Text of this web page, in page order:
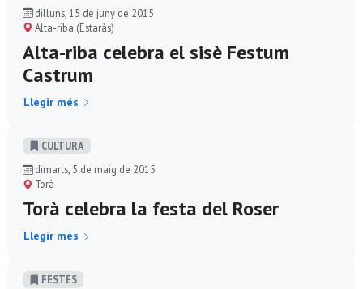
dilluns, 15 de juny de 2015
Alta-riba (Estaràs)
Alta-riba celebra el sisè Festum
Castrum
Llegir més
CULTURA
dimarts, 5 de maig de 2015
Torà
Torà celebra la festa del Roser
Llegir més
FESTES